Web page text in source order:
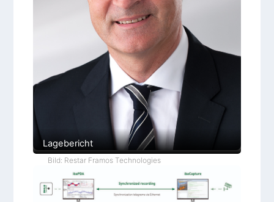
Lagebericht
Bild: Restar Framos Technologies